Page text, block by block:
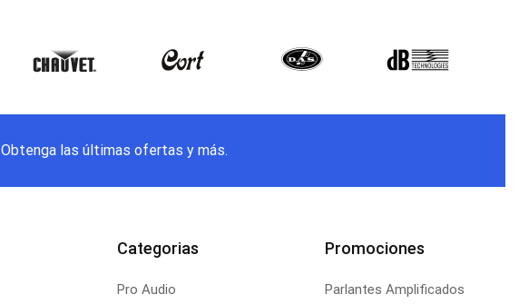
Obtenga las últimas ofertas y más.
Categorias
Pro Audio
Promociones
Parlantes Amplificados